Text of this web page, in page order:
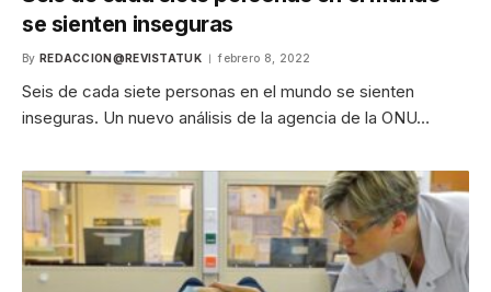
se sienten inseguras
By REDACCION@REVISTATUK febrero 8, 2022
Seis de cada siete personas en el mundo se sienten
inseguras. Un nuevo análisis de la agencia de la ONU…